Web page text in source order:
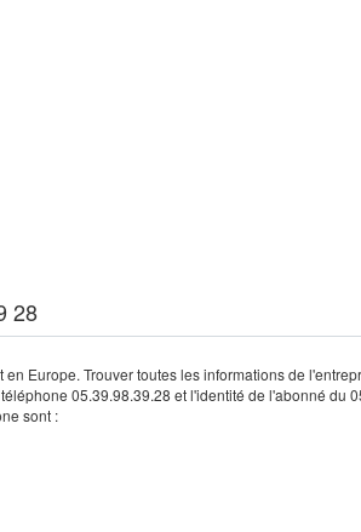
28
en Europe. Trouver toutes les informations de
05.39.98.39.28 et l'identité de l'abonné du
sont :